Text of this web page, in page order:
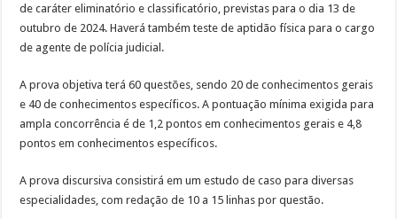
de caráter eliminatório e classificatório, previstas para o dia 13 de
outubro de 2024. Haverá também teste de aptidão física para o cargo
de agente de polícia judicial.
A prova objetiva terá 60 questões, sendo 20 de conhecimentos gerais
e 40 de conhecimentos específicos. A pontuação mínima exigida para
ampla concorrência é de 1,2 pontos em conhecimentos gerais e 4,8
pontos em conhecimentos específicos.
A prova discursiva consistirá em um estudo de caso para diversas
especialidades, com redação de 10 a 15 linhas por questão.